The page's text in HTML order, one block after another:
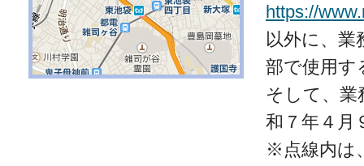
https://
以外に、業
部で使用す
そして、業
和７年４月
※点線内は